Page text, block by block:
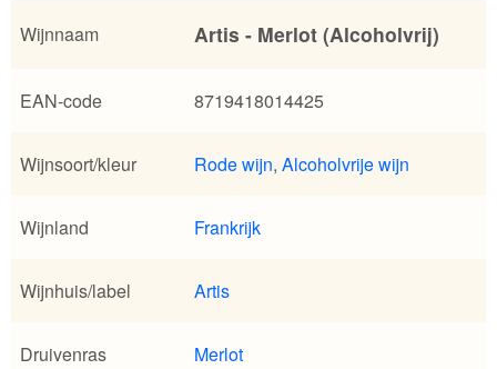
Wijnnaam Artis - Merlot (Alcoholvrij)
EAN-code 8719418014425
Wijnsoort/kleur Rode wijn, Alcoholvrije wijn
Wijnland Frankrijk
Wijnhuis/label Artis
Druivenras Merlot